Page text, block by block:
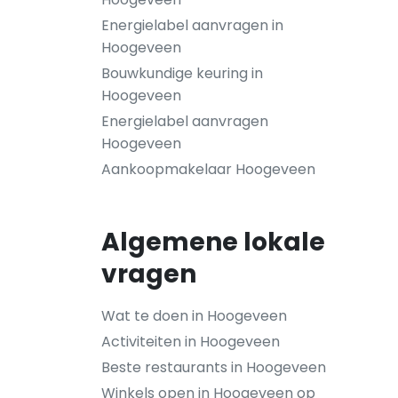
Energielabel aanvragen in
Hoogeveen
Bouwkundige keuring in
Hoogeveen
Energielabel aanvragen
Hoogeveen
Aankoopmakelaar Hoogeveen
Algemene lokale
vragen
Wat te doen in Hoogeveen
Activiteiten in Hoogeveen
Beste restaurants in Hoogeveen
Winkels open in Hoogeveen op